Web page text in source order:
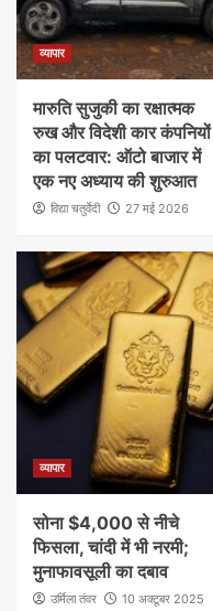
व्यापार
मारुति सुजुकी का रक्षात्मक
रुख और विदेशी कार कंपनियों
का पलटवार: ऑटो बाजार में
एक नए अध्याय की शुरुआत
विद्या चतुर्वेदी 27 मई 2026
व्यापार
सोना $4,000 से नीचे
फिसला, चांदी में भी नरमी;
मुनाफावसूली का दबाव
उर्मिला तंवर 10 अक्टूबर 2025